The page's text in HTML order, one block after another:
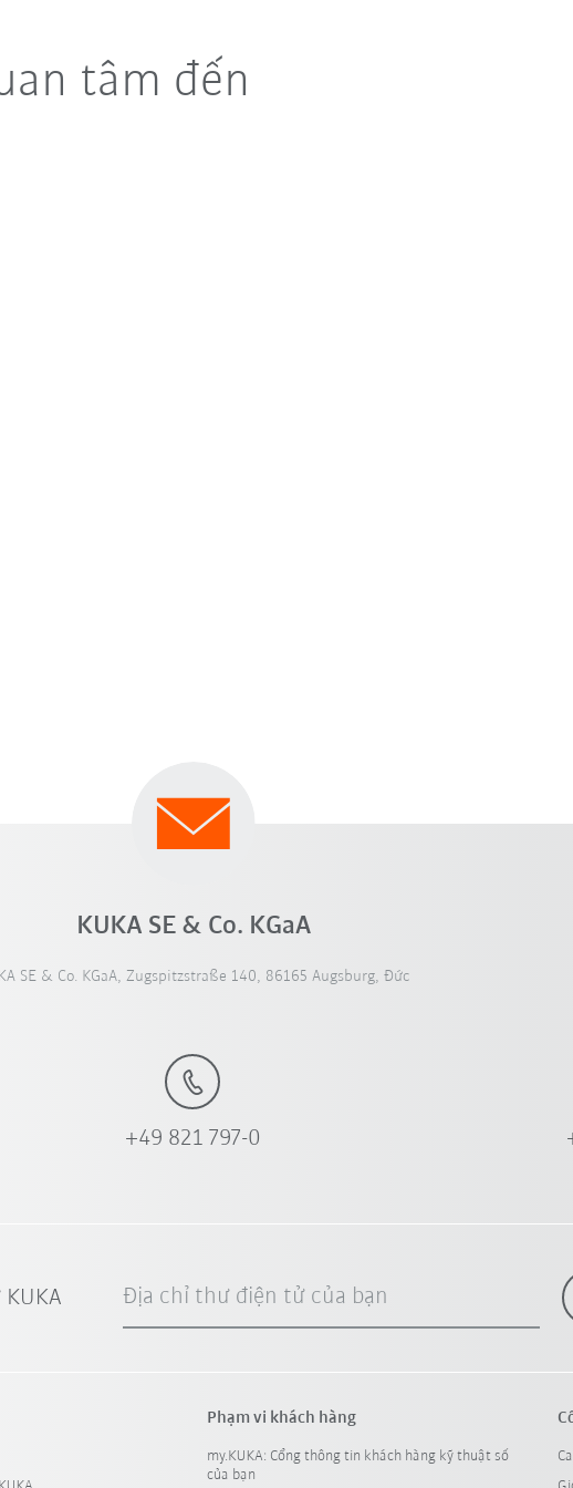
tâm đến
KUKA SE & Co. KGaA
SE & Co. KGaA, Zugspitzstraße 140, 86165 Augsburg, Đức
+49 821 797-0
Địa chỉ thư điện tử của bạn
Phạm vi khách hàng
my.KUKA: Cổng thông tin khách hàng kỹ thuật số
của bạn